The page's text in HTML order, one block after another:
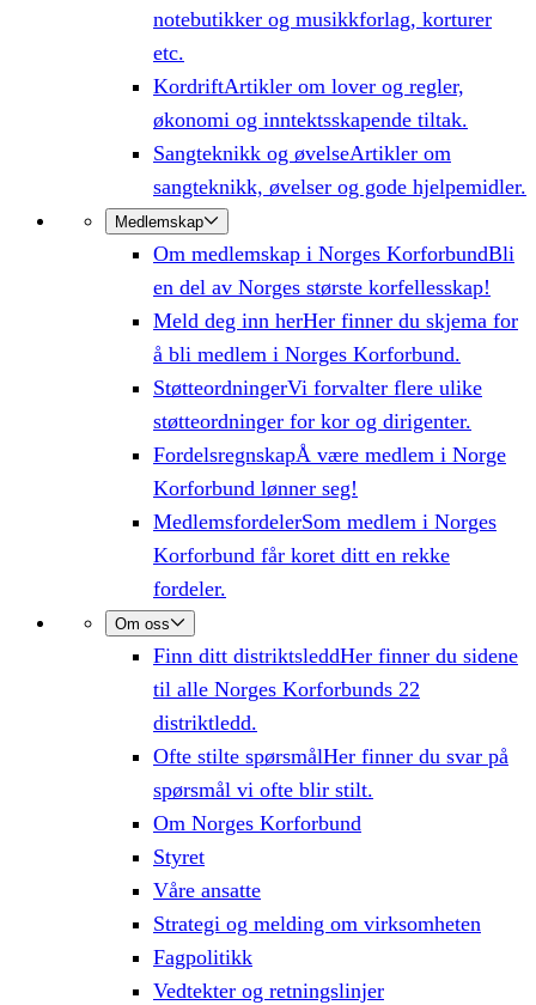
notebutikker og musikkforlag, korturer
etc.
KordriftArtikler om lover og regler,
økonomi og inntektsskapende tiltak.
Sangteknikk og øvelseArtikler om
sangteknikk, øvelser og gode hjelpemidler.
Medlemskap
Om medlemskap i Norges KorforbundBli
en del av Norges største korfellesskap!
Meld deg inn herHer finner du skjema for
å bli medlem i Norges Korforbund.
StøtteordningerVi forvalter flere ulike
støtteordninger for kor og dirigenter.
FordelsregnskapÅ være medlem i Norge
Korforbund lønner seg!
MedlemsfordelerSom medlem i Norges
Korforbund får koret ditt en rekke
fordeler.
Om oss
Finn ditt distriktsleddHer finner du sidene
til alle Norges Korforbunds 22
distriktledd.
Ofte stilte spørsmålHer finner du svar på
spørsmål vi ofte blir stilt.
Om Norges Korforbund
Styret
Våre ansatte
Strategi og melding om virksomheten
Fagpolitikk
Vedtekter og retningslinjer